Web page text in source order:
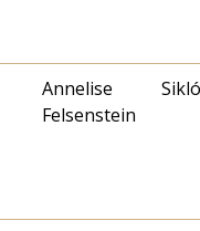
Annelise
Felsenstein